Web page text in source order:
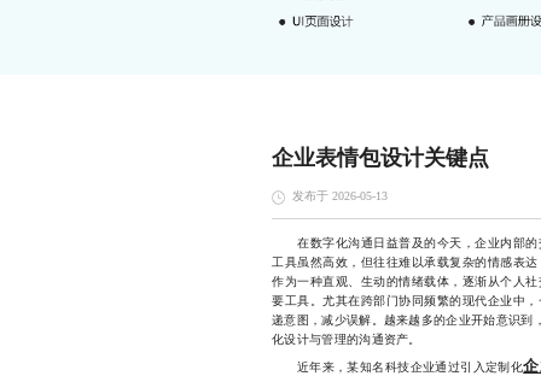
企业表情包设计关键点
发布于 2026-05-13
在数字化沟通日益普及的今天，企业内部的
工具虽然高效，但往往难以承载复杂的情感表
作为一种直观、生动的情绪载体，逐渐从个人
要工具。尤其在跨部门协同频繁的现代企业中
递意图，减少误解。越来越多的企业开始意识到
化设计与管理的沟通资产。
近年来，某知名科技企业通过引入定制化